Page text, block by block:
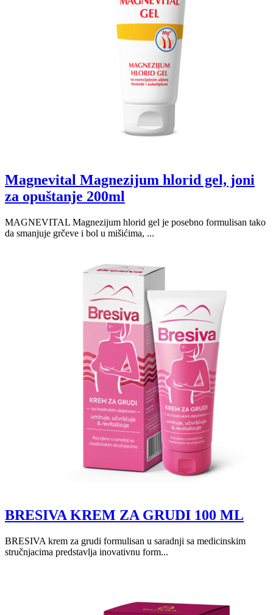
Magnevital Magnezijum hlorid gel, joni
za opuštanje 200ml
MAGNEVITAL Magnezijum hlorid gel je posebno formulisan tako
da smanjuje grčeve i bol u mišićima, ...
BRESIVA KREM ZA GRUDI 100 ML
BRESIVA krem za grudi formulisan u saradnji sa medicinskim
stručnjacima predstavlja inovativnu form...